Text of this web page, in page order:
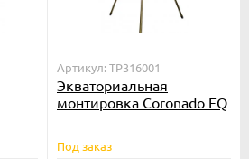
Артикул: TP316001
Экваториальная
монтировка Coronado EQ
Под заказ